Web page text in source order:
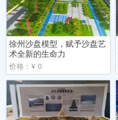
徐州沙盘模型，赋予沙盘艺
术全新的生命力
价格：¥ 0